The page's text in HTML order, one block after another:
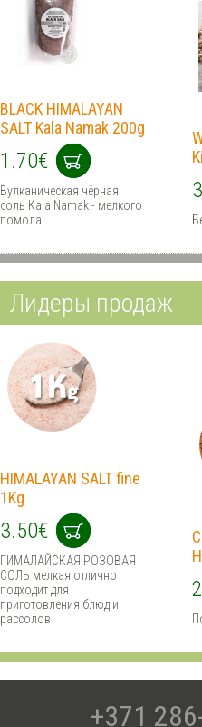
BLACK HIMALAYAN
SALT Kala Namak 200g
1.70€
Вулканическая чёрная
соль Kala Namak - мелкого
помола
Лидеры продаж
HIMALAYAN SALT fine
1Kg
3.50€
ГИМАЛАЙСКАЯ РОЗОВАЯ
СОЛЬ мелкая отлично
подходит для
приготовления блюд и
рассолов
+371